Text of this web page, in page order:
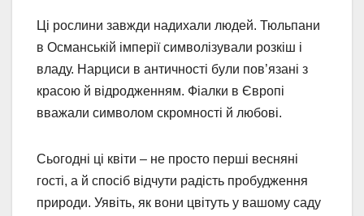
Ці рослини завжди надихали людей. Тюльпани
в Османській імперії символізували розкіш і
владу. Нарциси в античності були пов’язані з
красою й відродженням. Фіалки в Європі
вважали символом скромності й любові.
Сьогодні ці квіти – не просто перші весняні
гості, а й спосіб відчути радість пробудження
природи. Уявіть, як вони цвітуть у вашому саду